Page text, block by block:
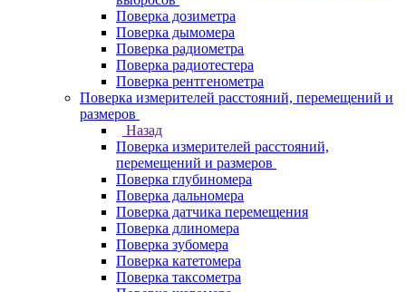
Поверка дозиметра
Поверка дымомера
Поверка радиометра
Поверка радиотестера
Поверка рентгенометра
Поверка измерителей расстояний, перемещений и
размеров
Назад
Поверка измерителей расстояний,
перемещений и размеров
Поверка глубиномера
Поверка дальномера
Поверка датчика перемещения
Поверка длиномера
Поверка зубомера
Поверка катетомера
Поверка таксометра